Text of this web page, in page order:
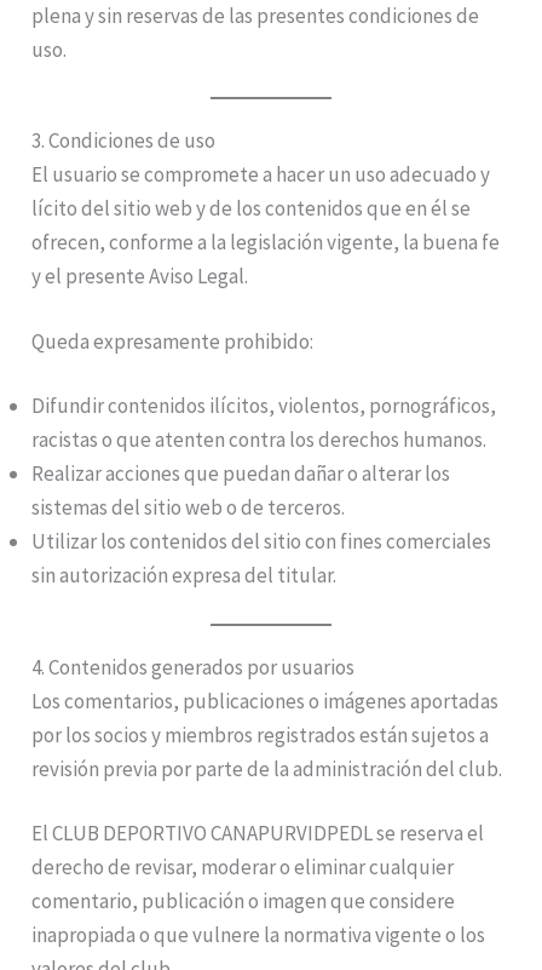
plena y sin reservas de las presentes condiciones de
uso.
3. Condiciones de uso
El usuario se compromete a hacer un uso adecuado y
lícito del sitio web y de los contenidos que en él se
ofrecen, conforme a la legislación vigente, la buena fe
y el presente Aviso Legal.
Queda expresamente prohibido:
Difundir contenidos ilícitos, violentos, pornográficos,
racistas o que atenten contra los derechos humanos.
Realizar acciones que puedan dañar o alterar los
sistemas del sitio web o de terceros.
Utilizar los contenidos del sitio con fines comerciales
sin autorización expresa del titular.
4. Contenidos generados por usuarios
Los comentarios, publicaciones o imágenes aportadas
por los socios y miembros registrados están sujetos a
revisión previa por parte de la administración del club.
El CLUB DEPORTIVO CANAPURVIDPEDL se reserva el
derecho de revisar, moderar o eliminar cualquier
comentario, publicación o imagen que considere
inapropiada o que vulnere la normativa vigente o los